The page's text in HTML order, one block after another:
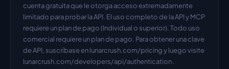
cuenta gratuita que le otorga acceso extremadamente
limitado para probar la API. El uso completo de la API y MCP
requiere un plan de pago (Individual o superior). Todo uso
comercial requiere un plan de pago. Para obtener una clave
de API, suscríbase en lunarcrush.com/pricing y luego visite
lunarcrush.com/developers/api/authentication .